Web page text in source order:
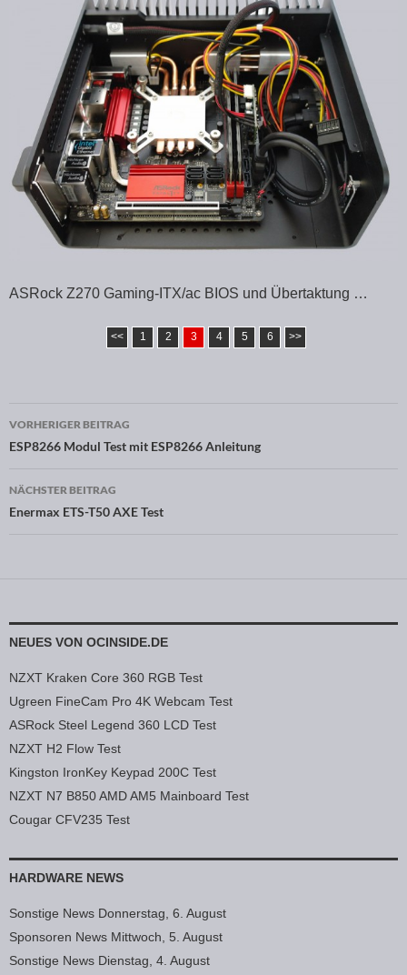
ASRock Z270 Gaming-ITX/ac BIOS und Übertaktung …
<< 1 2 3 4 5 6 >>
Beitragsnavigation
VORHERIGER BEITRAG
ESP8266 Modul Test mit ESP8266 Anleitung
NÄCHSTER BEITRAG
Enermax ETS-T50 AXE Test
NEUES VON OCINSIDE.DE
NZXT Kraken Core 360 RGB Test
Ugreen FineCam Pro 4K Webcam Test
ASRock Steel Legend 360 LCD Test
NZXT H2 Flow Test
Kingston IronKey Keypad 200C Test
NZXT N7 B850 AMD AM5 Mainboard Test
Cougar CFV235 Test
HARDWARE NEWS
Sonstige News Donnerstag, 6. August
Sponsoren News Mittwoch, 5. August
Sonstige News Dienstag, 4. August